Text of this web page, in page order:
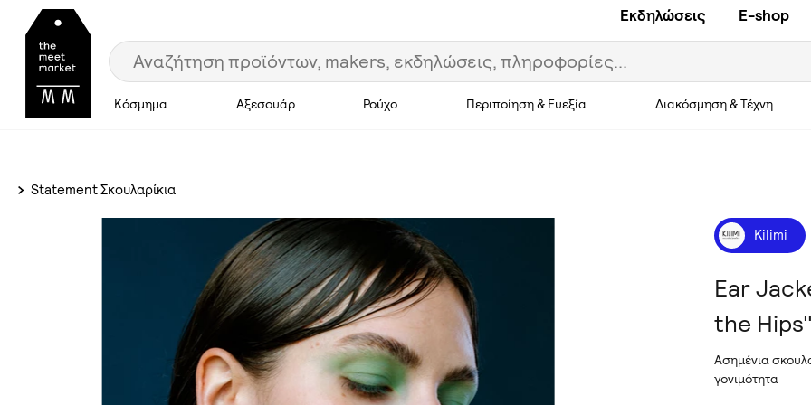
Εκδηλώσεις E-shop
Κόσμημα Αξεσουάρ Ρούχο Περιποίηση & Ευεξία Διακόσμηση & Τέχνη
Statement Σκουλαρίκια
Kilimi
Ear
the
Ασημένια
γονιμότητα